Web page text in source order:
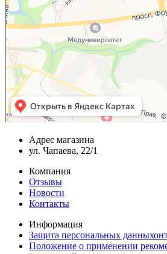
Адрес магазина
ул. Чапаева, 22/1
Компания
Отзывы
Новости
Контакты
Информация
Защита персональных
Положение о применении